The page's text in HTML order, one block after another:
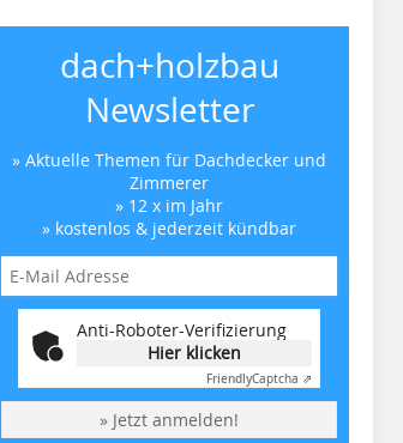
dach+holzbau
Newsletter
» Aktuelle Themen für Dachdecker und
Zimmerer
» 12 x im Jahr
» kostenlos & jederzeit kündbar
Anti-Roboter-Verifizierung
Hier klicken
FriendlyCaptcha ⇗
» Jetzt anmelden!